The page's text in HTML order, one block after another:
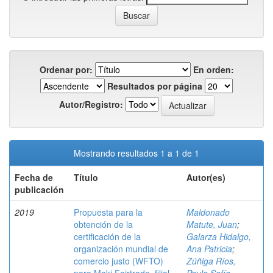
Ordenar por:
En orden:
Resultados por página
Autor/Registro:
Mostrando resultados 1 a 1 de 1
Fecha de
publicación
Título Autor(es)
2019
Propuesta para la
obtención de la
certificación de la
organización mundial de
comercio justo (WFTO)
Maldonado
Matute, Juan;
Galarza Hidalgo,
Ana Patricia;
Zúñiga Ríos,